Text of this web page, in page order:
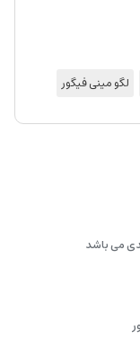
لگو مینی فیگور
می باشد